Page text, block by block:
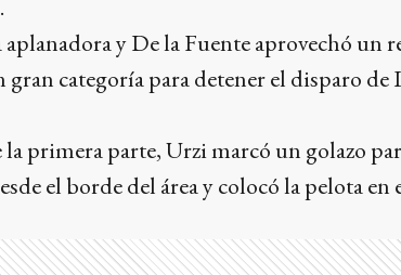
y De la Fuente aprovechó un
categoría para detener el disparo de
primera parte, Urzi marcó un golazo
el borde del área y colocó la pelota en